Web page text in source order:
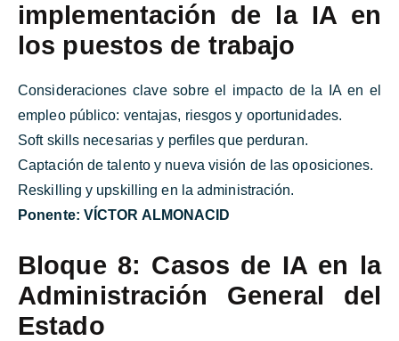
implementación de la IA en
los puestos de trabajo
Consideraciones clave sobre el impacto de la IA en el
empleo público: ventajas, riesgos y oportunidades.
Soft skills necesarias y perfiles que perduran.
Captación de talento y nueva visión de las oposiciones.
Reskilling y upskilling en la administración.
Ponente: VÍCTOR ALMONACID
Bloque 8: Casos de IA en la
Administración General del
Estado